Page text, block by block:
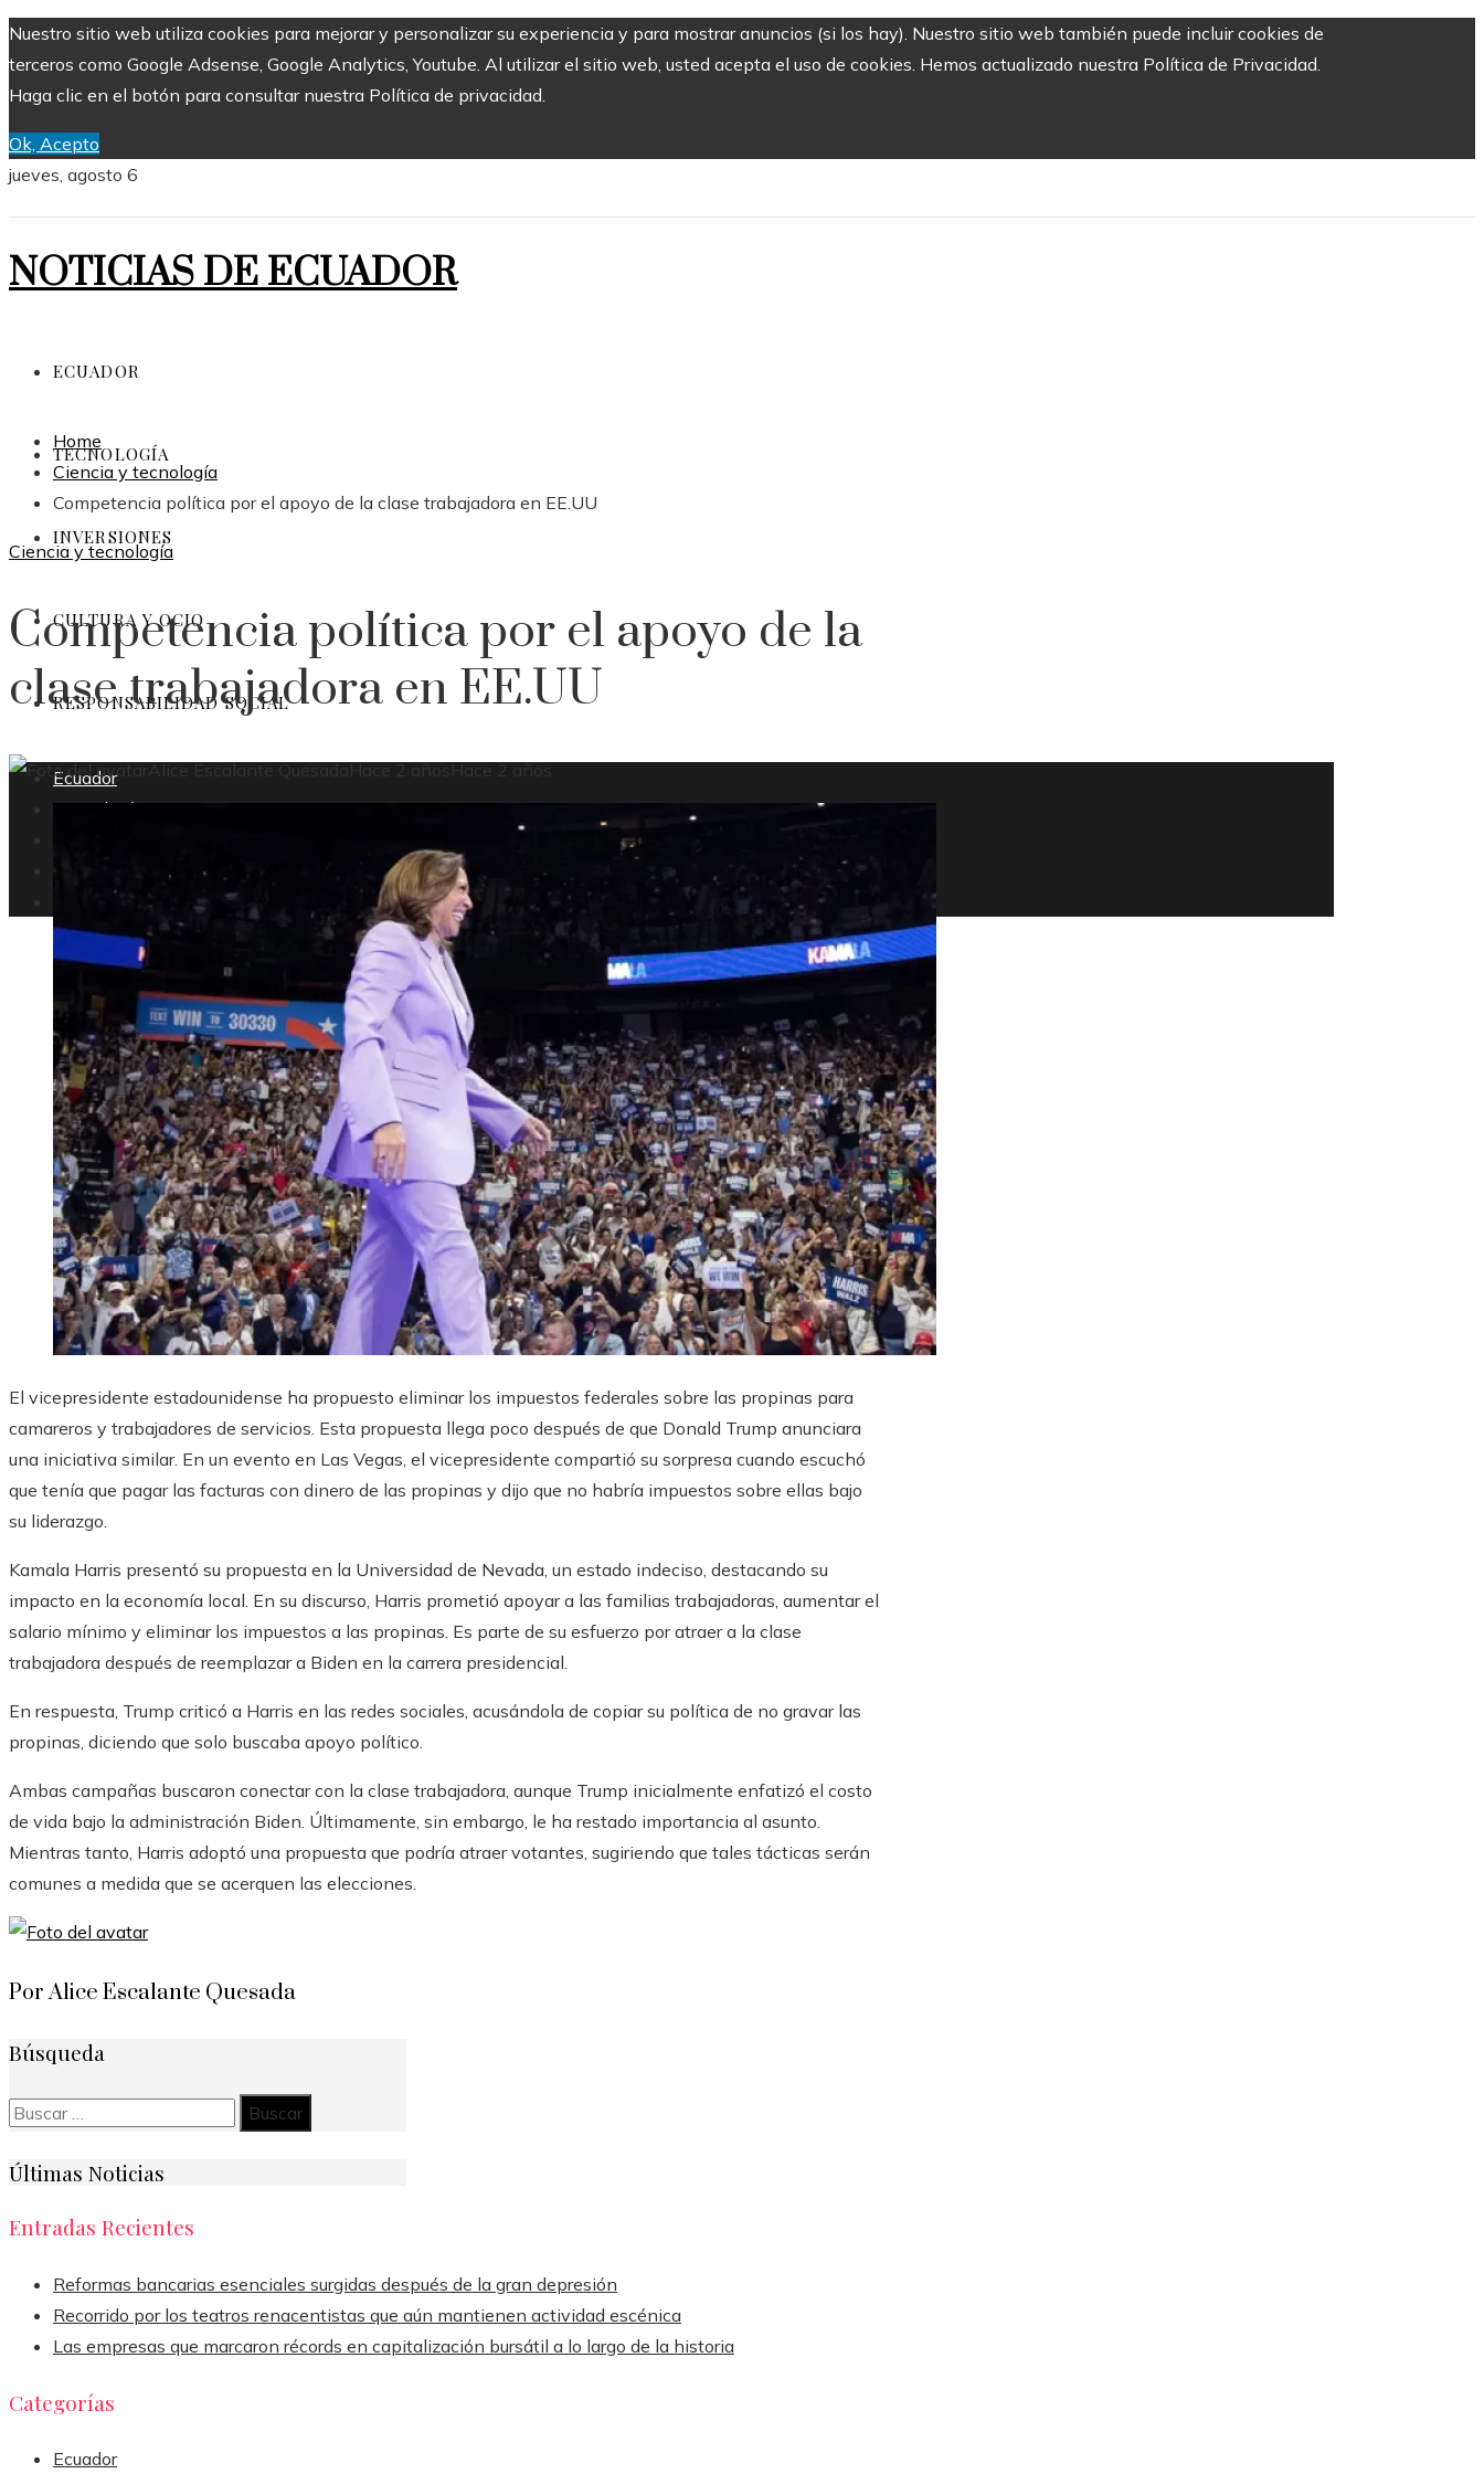
Nuestro sitio web utiliza cookies para mejorar y personalizar su experiencia y para mostrar anuncios (si los hay). Nuestro sitio web también puede incluir cookies de
terceros como Google Adsense, Google Analytics, Youtube. Al utilizar el sitio web, usted acepta el uso de cookies. Hemos actualizado nuestra Política de Privacidad.
Haga clic en el botón para consultar nuestra Política de privacidad.
Ok, Acepto
jueves, agosto 6
NOTICIAS DE ECUADOR
ECUADOR
TECNOLOGÍA
INVERSIONES
CULTURA Y OCIO
RESPONSABILIDAD SOCIAL
Ecuador
Tecnología
Cultura y ocio
Responsabilidad social
Home
Ciencia y tecnología
Competencia política por el apoyo de la clase trabajadora en EE.UU
Ciencia y tecnología
Competencia política por el apoyo de la
clase trabajadora en EE.UU
Alice Escalante Quesada Hace 2 años Hace 2 años
El vicepresidente estadounidense ha propuesto eliminar los impuestos federales sobre las propinas para
camareros y trabajadores de servicios. Esta propuesta llega poco después de que Donald Trump anunciara
una iniciativa similar. En un evento en Las Vegas, el vicepresidente compartió su sorpresa cuando escuchó
que tenía que pagar las facturas con dinero de las propinas y dijo que no habría impuestos sobre ellas bajo
su liderazgo.
Kamala Harris presentó su propuesta en la Universidad de Nevada, un estado indeciso, destacando su
impacto en la economía local. En su discurso, Harris prometió apoyar a las familias trabajadoras, aumentar el
salario mínimo y eliminar los impuestos a las propinas. Es parte de su esfuerzo por atraer a la clase
trabajadora después de reemplazar a Biden en la carrera presidencial.
En respuesta, Trump criticó a Harris en las redes sociales, acusándola de copiar su política de no gravar las
propinas, diciendo que solo buscaba apoyo político.
Ambas campañas buscaron conectar con la clase trabajadora, aunque Trump inicialmente enfatizó el costo
de vida bajo la administración Biden. Últimamente, sin embargo, le ha restado importancia al asunto.
Mientras tanto, Harris adoptó una propuesta que podría atraer votantes, sugiriendo que tales tácticas serán
comunes a medida que se acerquen las elecciones.
Por Alice Escalante Quesada
Búsqueda
Buscar:
Últimas Noticias
Entradas Recientes
Reformas bancarias esenciales surgidas después de la gran depresión
Recorrido por los teatros renacentistas que aún mantienen actividad escénica
Las empresas que marcaron récords en capitalización bursátil a lo largo de la historia
Categorías
Ecuador